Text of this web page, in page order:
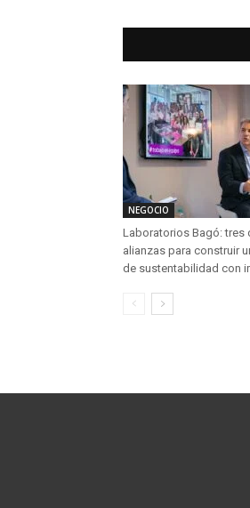
NEGOCIO
Laboratorios Bagó: tres
alianzas para construir
de sustentabilidad con